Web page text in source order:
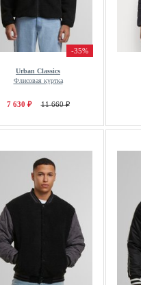
-35%
Urban Classics
Флисовая куртка
7 630 ₽ 11 660 ₽